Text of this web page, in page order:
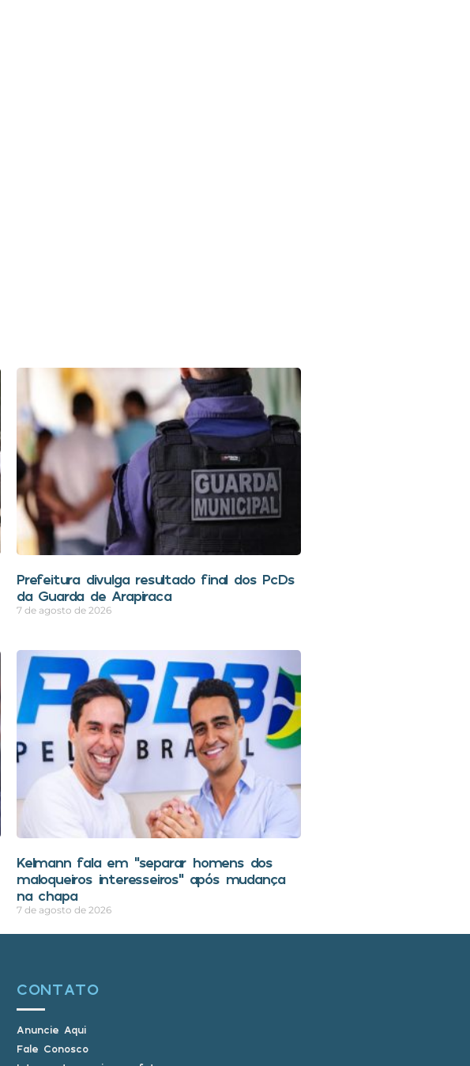
Prefeitura divulga resultado final dos PcDs
da Guarda de Arapiraca
7 de agosto de 2026
Kelmann fala em “separar homens dos
maloqueiros interesseiros” após mudança
na chapa
7 de agosto de 2026
CONTATO
Anuncie Aqui
Fale Conosco